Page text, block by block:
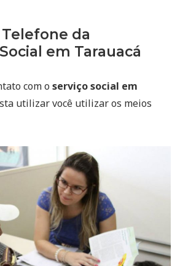
da
em Tarauacá
com o serviço social em
utilizar você utilizar os meios